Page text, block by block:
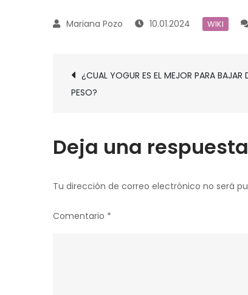
10.01.2024 WIKI
Navegación
de
¿CUAL YOGUR ES EL MEJOR PARA BAJAR
PESO?
Deja una respuesta
Tu dirección de correo electrónico no será
Comentario *